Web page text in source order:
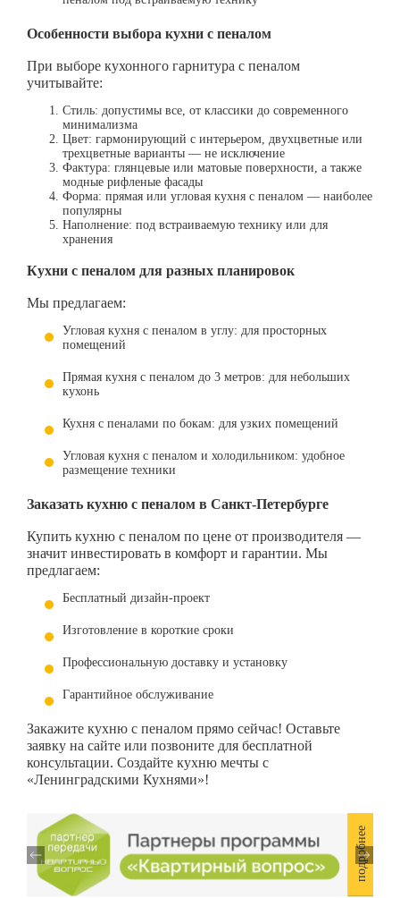
Особенности выбора кухни с пеналом
При выборе кухонного гарнитура с пеналом
учитывайте:
Стиль: допустимы все, от классики до современного
минимализма
Цвет: гармонирующий с интерьером, двухцветные или
трехцветные варианты — не исключение
Фактура: глянцевые или матовые поверхности, а также
модные рифленые фасады
Форма: прямая или угловая кухня с пеналом — наиболее
популярны
Наполнение: под встраиваемую технику или для
хранения
Кухни с пеналом для разных планировок
Мы предлагаем:
Угловая кухня с пеналом в углу: для просторных
помещений
Прямая кухня с пеналом до 3 метров: для небольших
кухонь
Кухня с пеналами по бокам: для узких помещений
Угловая кухня с пеналом и холодильником: удобное
размещение техники
Заказать кухню с пеналом в Санкт-Петербурге
Купить кухню с пеналом по цене от производителя —
значит инвестировать в комфорт и гарантии. Мы
предлагаем:
Бесплатный дизайн-проект
Изготовление в короткие сроки
Профессиональную доставку и установку
Гарантийное обслуживание
Закажите кухню с пеналом прямо сейчас! Оставьте
заявку на сайте или позвоните для бесплатной
консультации. Создайте кухню мечты с
«Ленинградскими Кухнями»!
подробнее